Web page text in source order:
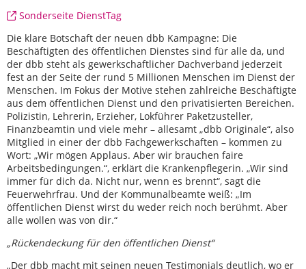
Sonderseite DienstTag
Die klare Botschaft der neuen dbb Kampagne: Die
Beschäftigten des öffentlichen Dienstes sind für alle da, und
der dbb steht als gewerkschaftlicher Dachverband jederzeit
fest an der Seite der rund 5 Millionen Menschen im Dienst der
Menschen. Im Fokus der Motive stehen zahlreiche Beschäftigte
aus dem öffentlichen Dienst und den privatisierten Bereichen.
Polizistin, Lehrerin, Erzieher, Lokführer Paketzusteller,
Finanzbeamtin und viele mehr – allesamt „dbb Originale“, also
Mitglied in einer der dbb Fachgewerkschaften – kommen zu
Wort: „Wir mögen Applaus. Aber wir brauchen faire
Arbeitsbedingungen.“, erklärt die Krankenpflegerin. „Wir sind
immer für dich da. Nicht nur, wenn es brennt“, sagt die
Feuerwehrfrau. Und der Kommunalbeamte weiß: „Im
öffentlichen Dienst wirst du weder reich noch berühmt. Aber
alle wollen was von dir.“
„Rückendeckung für den öffentlichen Dienst“
„Der dbb macht mit seinen neuen Testimonials deutlich, wo er